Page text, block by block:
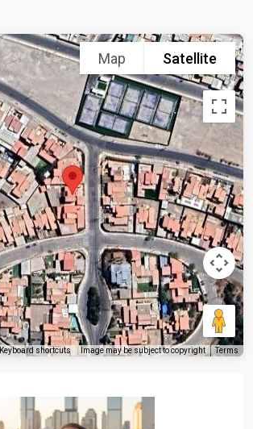
Map Satellite
Keyboard shortcuts Image may be subject to copyright Terms